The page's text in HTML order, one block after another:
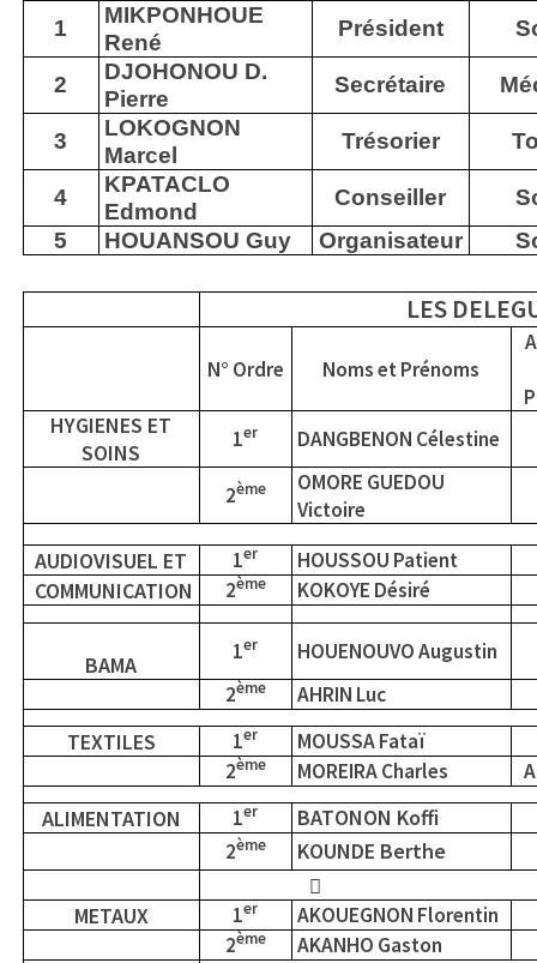
1
MIKPONHOUE
René
Président
2
DJOHONOU D.
Pierre
Secrétaire
3
LOKOGNON
Marcel
Trésorier
4
KPATACLO
Edmond
Conseiller
5
HOUANSOU Guy Organisateur
LES
N° Ordre Noms et Prénoms
HYGIENES ET
SOINS
1er DANGBENON Célestine
2ème
OMORE GUEDOU
Victoire
AUDIOVISUEL ET 1er HOUSSOU Patient
COMMUNICATION 2ème KOKOYE Désiré
BAMA 1er
HOUENOUVO Augustin
2ème AHRIN Luc
TEXTILES 1er
MOUSSA Fataï
2ème MOREIRA Charles
ALIMENTATION 1er BATONON Koffi
2ème KOUNDE Berthe

METAUX 1er
AKOUEGNON Florentin
2ème AKANHO Gaston